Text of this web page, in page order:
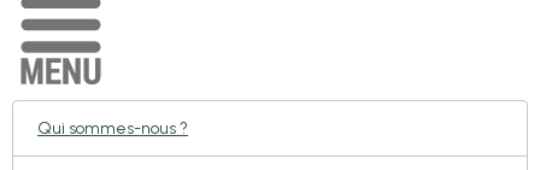
Qui sommes-nous ?